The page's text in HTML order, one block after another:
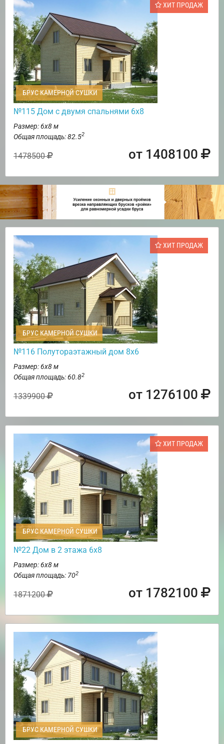
ХИТ ПРОДАЖ
БРУС КАМЕРНОЙ СУШКИ
№115 Дом с двумя спальнями 6х8
Размер: 6х8 м
Общая площадь: 82.52
1478500 от 1408100
ХИТ ПРОДАЖ
БРУС КАМЕРНОЙ СУШКИ
№116 Полутораэтажный дом 8х6
Размер: 6х8 м
Общая площадь: 60.82
1339900 от 1276100
ХИТ ПРОДАЖ
БРУС КАМЕРНОЙ СУШКИ
№22 Дом в 2 этажа 6х8
Размер: 6х8 м
Общая площадь: 702
1871200 от 1782100
БРУС КАМЕРНОЙ СУШКИ